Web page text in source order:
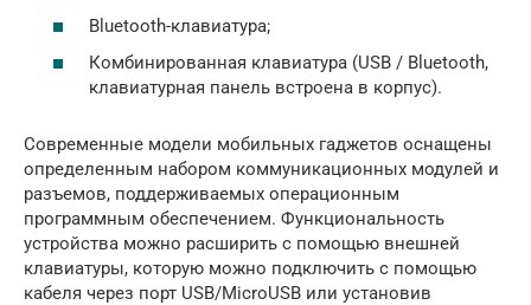
Bluetooth-клавиатура;
Комбинированная клавиатура (USB / Bluetooth,
клавиатурная панель встроена в корпус).
Современные модели мобильных гаджетов оснащены
определенным набором коммуникационных модулей и
разъемов, поддерживаемых операционным
программным обеспечением. Функциональность
устройства можно расширить с помощью внешней
клавиатуры, которую можно подключить с помощью
кабеля через порт USB/MicroUSB или установив